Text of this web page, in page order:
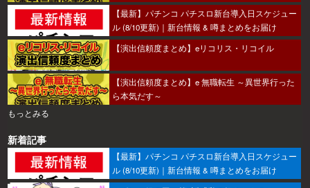
【最新】パチンコ パチスロ新台導入日スケジュー
ル (8/10更新)｜新台情報 & 噂まとめをお届け
【演出信頼度まとめ】eリコリス・リコイル
【演出信頼度まとめ】e 無職転生 ～異世界行った
ら本気だす～
もっとみる
新着記事
【最新】パチンコ パチスロ新台導入日スケジュー
ル (8/10更新)｜新台情報 & 噂まとめをお届け